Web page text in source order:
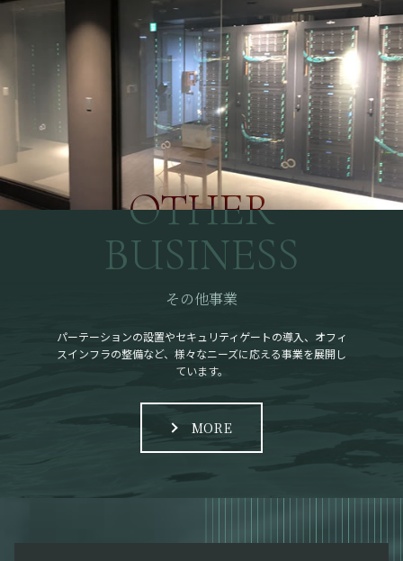
OTHER
BUSINESS
その他事業
パーテーションの設置やセキュリティゲートの導入、オフィ
スインフラの整備など、様々なニーズに応える事業を展開し
ています。
MORE